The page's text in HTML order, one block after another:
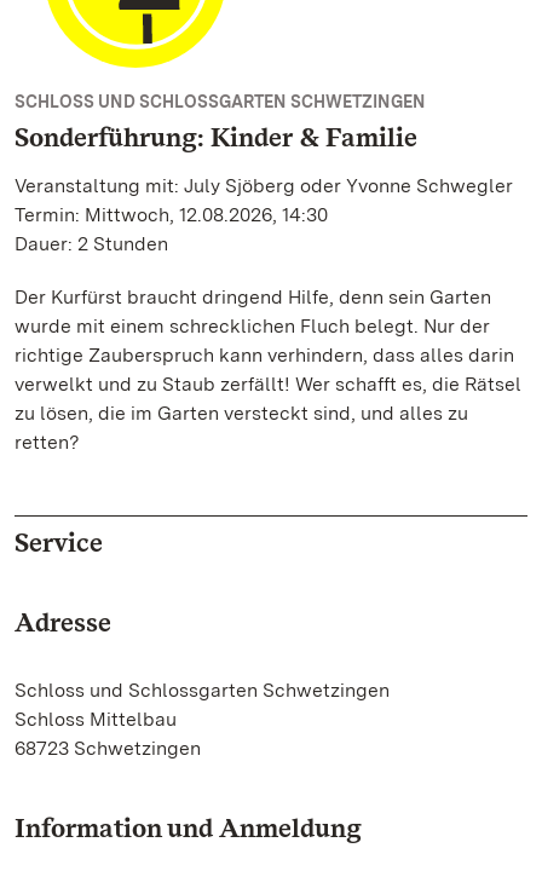
SCHLOSS UND SCHLOSSGARTEN SCHWETZINGEN
Sonderführung: Kinder & Familie
Veranstaltung mit: July Sjöberg oder Yvonne Schwegler
Termin: Mittwoch, 12.08.2026, 14:30
Dauer: 2 Stunden
Der Kurfürst braucht dringend Hilfe, denn sein Garten
wurde mit einem schrecklichen Fluch belegt. Nur der
richtige Zauberspruch kann verhindern, dass alles darin
verwelkt und zu Staub zerfällt! Wer schafft es, die Rätsel
zu lösen, die im Garten versteckt sind, und alles zu
retten?
Service
Adresse
Schloss und Schlossgarten Schwetzingen
Schloss Mittelbau
68723 Schwetzingen
Information und Anmeldung